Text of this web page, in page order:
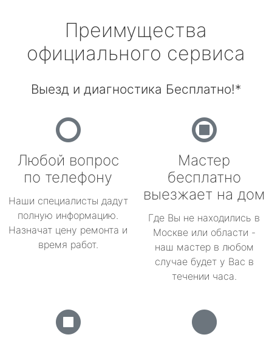
Преимущества
официального сервиса
Выезд и диагностика Бесплатно!*
Любой вопрос
по телефону
Наши специалисты дадут
полную информацию.
Назначат цену ремонта и
время работ.
Мастер
бесплатно
выезжает на дом
Где Вы не находились в
Москве или области -
наш мастер в любом
случае будет у Вас в
течении часа.